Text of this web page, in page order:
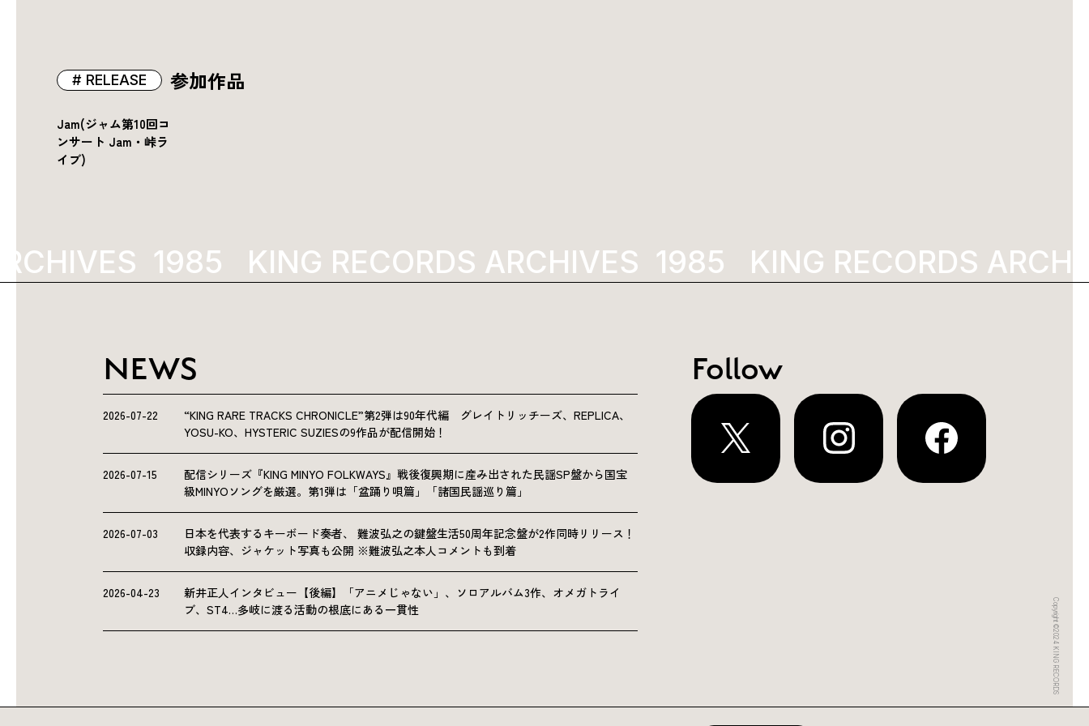
参加作品
RELEASE
Jam(ジャム第10回コ
ンサート Jam・峠ラ
イブ)
1985 KING RECORDS ARCHIVES 1985 KING RECORDS
NEWS
2026-07-22
“KING RARE TRACKS CHRONICLE”第2弾は90年代編 グレイトリッチーズ、REPLICA、
YOSU-KO、HYSTERIC SUZIESの9作品が配信開始！
2026-07-15
配信シリーズ『KING MINYO FOLKWAYS』戦後復興期に産み出された民謡SP盤から国宝
級MINYOソングを厳選。第1弾は「盆踊り唄篇」「諸国民謡巡り篇」
2026-07-03
日本を代表するキーボード奏者、 難波弘之の鍵盤生活50周年記念盤が2作同時リリース！
収録内容、ジャケット写真も公開 ※難波弘之本人コメントも到着
2026-04-23
新井正人インタビュー【後編】「アニメじゃない」、ソロアルバム3作、オメガトライ
ブ、ST4…多岐に渡る活動の根底にある一貫性
Follow
Copyright ©2024 KING RECORDS